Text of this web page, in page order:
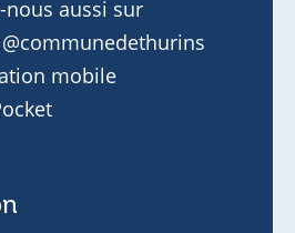
nous aussi sur
mobile